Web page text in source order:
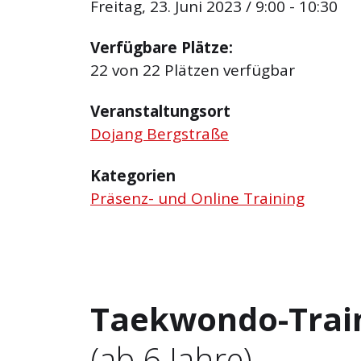
Freitag, 23. Juni 2023 / 9:00 - 10:30
Verfügbare Plätze:
22 von 22 Plätzen verfügbar
Veranstaltungsort
Dojang Bergstraße
Kategorien
Präsenz- und Online Training
Taekwondo-